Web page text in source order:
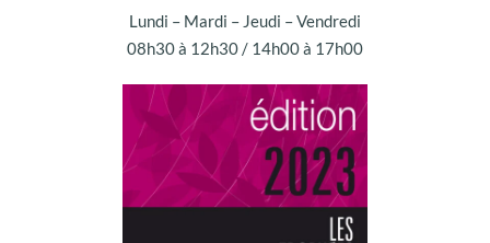
Lundi – Mardi – Jeudi – Vendredi
08h30 à 12h30 / 14h00 à 17h00